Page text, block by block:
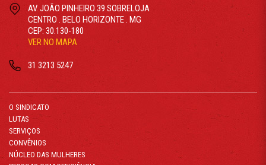
AV. JOÃO PINHEIRO 39 SOBRELOJA
CENTRO . BELO HORIZONTE . MG
CEP: 30.130-180
VER NO MAPA
31 3213 5247
O SINDICATO
LUTAS
SERVIÇOS
CONVÊNIOS
NÚCLEO DAS MULHERES